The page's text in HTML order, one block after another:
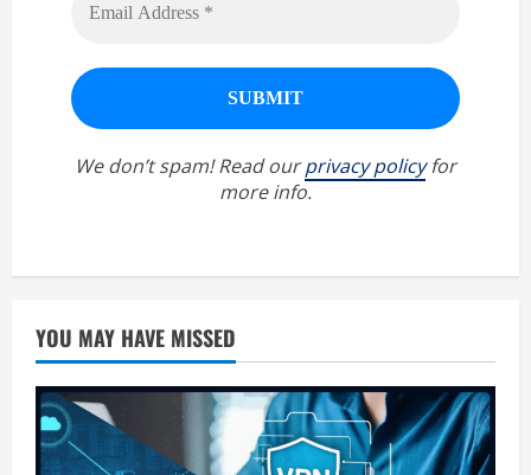
We don’t spam! Read ourprivacy policyfor
more info.
YOU MAY HAVE MISSED